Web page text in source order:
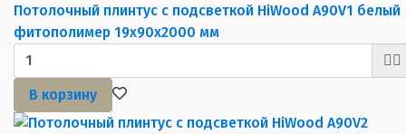
Потолочный плинтус с подсветкой HiWood A90V1 белый
фитополимер 19х90х2000 мм
В корзину